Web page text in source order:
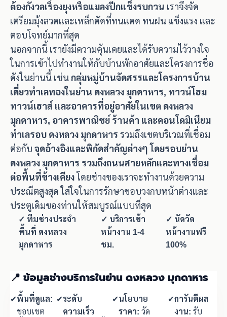
ต้องกังวลเรื่องยุงหรือแมลงปีกแข็งรบกวน เราจึงจัด
เตรียมมุ้งลวดและเหล็กดัดที่ทนแดด ทนฝน แข็งแรง และ
ตอบโจทย์มากที่สุด
นอกจากนี้ เรายังมีความคุ้นเคยและได้รับความไว้วางใจ
ในการเข้าไปทำงานให้กับบ้านพักอาศัยและโครงการชื่อ
ดังในย่านนี้ เช่นกลุ่มหมู่บ้านจัดสรรและโครงการบ้าน
เดี่ยวทำเลทองในย่าน ดงหลวง มุกดาหาร, ทาวน์โฮม
ทาวน์เฮาส์ และอาคารที่อยู่อาศัยในเขต ดงหลวง
มุกดาหาร, อาคารพาณิชย์ ร้านค้า และคอนโดมิเนียม
ทำเลรอบ ดงหลวง มุกดาหาร รวมถึงเขตบริเวณที่เชื่อม
ต่อกับ จุดอ้างอิงและพิกัดสำคัญต่างๆ โดยรอบย่าน
ดงหลวง มุกดาหาร รวมถึงถนนสายหลักและทางเชื่อม
ต่อพื้นที่ข้างเคียงโดยช่างของเราจะทำงานด้วยความ
ประณีตสูงสุด ใส่ใจในการรักษาขอบวงกบหน้าต่างและ
ประตูเดิมของท่านให้สมบูรณ์แบบที่สุด
✓ ทีมช่างประจำ
พื้นที่ ดงหลวง
มุกดาหาร
✓ บริการเข้า
หน้างาน 1-4
ชม.
✓ นัดวัด
หน้างานฟรี
100%
📍 ข้อมูลช่างบริการในย่าน ดงหลวง มุกดาหาร
✔พื้นที่ดูแล:
ขอบเขต
✔ระดับ
ความเร็ว
✔นโยบาย
ราคา: วัด
✔การันตีผล
งาน: รับ